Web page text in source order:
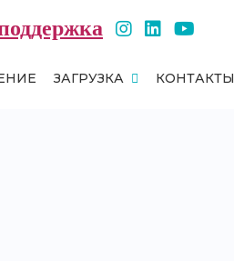
ЗАГРУЗКА КОНТАКТЫ